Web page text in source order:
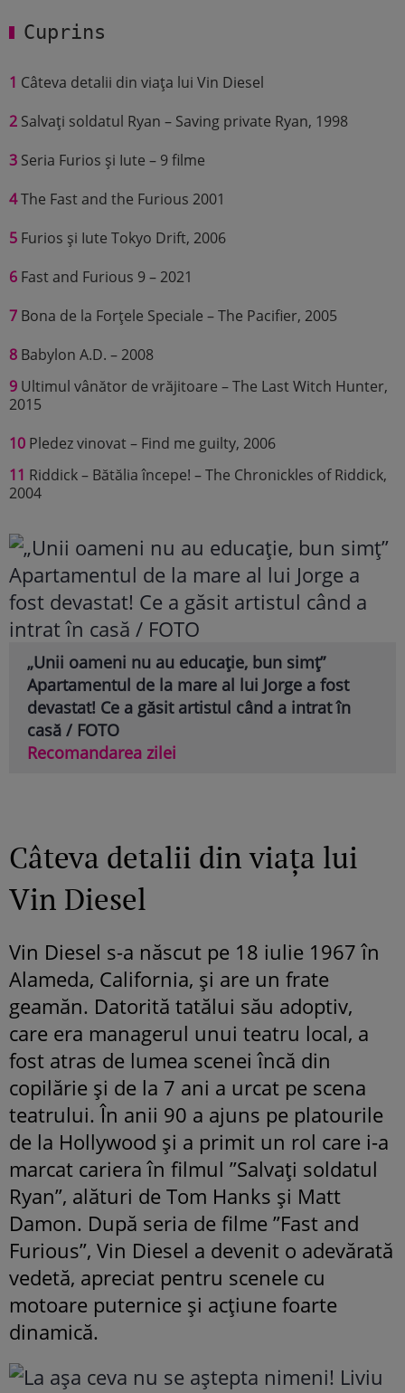
Cuprins
1 Câteva detalii din viața lui Vin Diesel
2 Salvați soldatul Ryan – Saving private Ryan, 1998
3 Seria Furios și Iute – 9 filme
4The Fast and the Furious 2001
5 Furios și Iute Tokyo Drift, 2006
6 Fast and Furious 9 – 2021
7 Bona de la Forțele Speciale – The Pacifier, 2005
8 Babylon A.D. – 2008
9 Ultimul vânător de vrăjitoare – The Last Witch Hunter,
2015
10 Pledez vinovat – Find me guilty, 2006
11 Riddick – Bătălia începe! – The Chronickles of Riddick,
2004
„Unii oameni nu au educație, bun simț”
Apartamentul de la mare al lui Jorge a fost
devastat! Ce a găsit artistul când a intrat în
casă / FOTO
Recomandarea zilei
Câteva detalii din viața lui
Vin Diesel
Vin Diesel s-a născut pe 18 iulie 1967 în
Alameda, California, și are un frate
geamăn. Datorită tatălui său adoptiv,
care era managerul unui teatru local, a
fost atras de lumea scenei încă din
copilărie și de la 7 ani a urcat pe scena
teatrului. În anii 90 a ajuns pe platourile
de la Hollywood și a primit un rol care i-a
marcat cariera în filmul ”Salvați soldatul
Ryan”, alături de Tom Hanks și Matt
Damon. După seria de filme ”Fast and
Furious”, Vin Diesel a devenit o adevărată
vedetă, apreciat pentru scenele cu
motoare puternice și acțiune foarte
dinamică.